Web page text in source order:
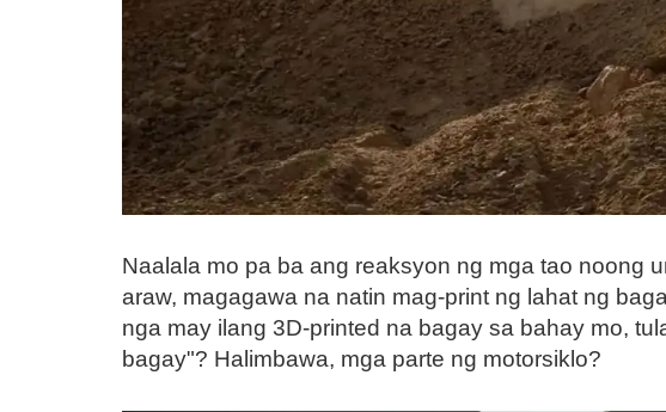
Naalala mo pa ba ang reaksyon ng mga tao noong
araw, magagawa na natin mag-print ng lahat ng
nga may ilang 3D-printed na bagay sa bahay mo,
bagay"? Halimbawa, mga parte ng motorsiklo?